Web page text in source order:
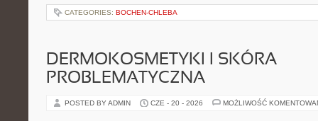
CATEGORIES: BOCHEN-CHLEBA
DERMOKOSMETYKI I SKÓRA
PROBLEMATYCZNA
POSTED BY ADMIN CZE - 20 - 2026 MOŻLIWOŚĆ